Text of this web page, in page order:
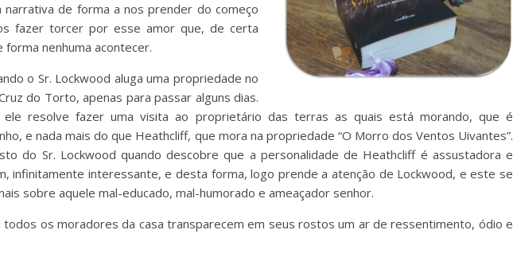
narrativa de forma a nos prender do começo
fazer torcer por esse amor que, de certa
nenhuma acontecer.
o Sr. Lockwood aluga uma propriedade no
do Torto, apenas para passar alguns dias.
ele resolve fazer uma visita ao proprietário das terras as quais está morando, que é
e nada mais do que Heathcliff, que mora na propriedade “O Morro dos Ventos Uivantes”.
do Sr. Lockwood quando descobre que a personalidade de Heathcliff é assustadora e
infinitamente interessante, e desta forma, logo prende a atenção de Lockwood, e este se
sobre aquele mal-educado, mal-humorado e ameaçador senhor.
todos os moradores da casa transparecem em seus rostos um ar de ressentimento, ódio e